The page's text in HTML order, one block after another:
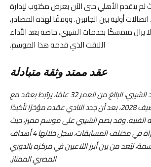
لم يتقدم الأهلي حتى الآن بعرض مكتوب لإدارة
أولية بين الجانبين. ووفقًا لهذه المصادر،
يزال متمسكًا بخدمات الشيبي، خاصة بعد الأداء
اللافت الذي قدمه هذا الموسم.
عقد ممتد وثقة متبادلة
يُذكر أن محمد الشيبي، البالغ من العمر 32 عامًا، يرتبط بعقد مع
بيراميدز يمتد حتى صيف 2028، بعد أن جدد النادي عقده مؤخرًا تأكيدًا
الفنية. وقد بصم الشيبي على موسم مميز، حيث
شارك في 33 مباراة في مختلف المسابقات، سجل خلالها 4 أهداف
حاسمة، ليُعد من بين أبرز اللاعبين في مركزه بالدوري
المصري الممتاز.